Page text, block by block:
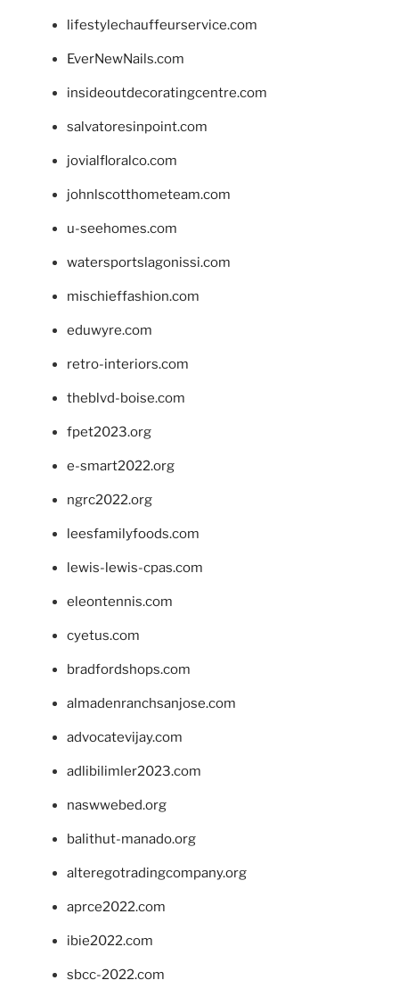
lifestylechauffeurservice.com
EverNewNails.com
insideoutdecoratingcentre.com
salvatoresinpoint.com
jovialfloralco.com
johnlscotthometeam.com
u-seehomes.com
watersportslagonissi.com
mischieffashion.com
eduwyre.com
retro-interiors.com
theblvd-boise.com
fpet2023.org
e-smart2022.org
ngrc2022.org
leesfamilyfoods.com
lewis-lewis-cpas.com
eleontennis.com
cyetus.com
bradfordshops.com
almadenranchsanjose.com
advocatevijay.com
adlibilimler2023.com
naswwebed.org
balithut-manado.org
alteregotradingcompany.org
aprce2022.com
ibie2022.com
sbcc-2022.com